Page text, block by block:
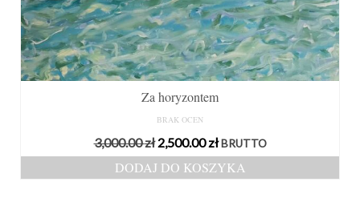
Za horyzontem
BRAK OCEN
3,000.00zł Pierwotna
cena
wynosiła:
2,500.00złAktualna
cena
wynosi:
BRUTTO
DODAJ DO KOSZYKA